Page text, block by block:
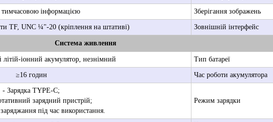
тимчасовою інформацією Зберігання зображень
TF, UNC ¼"-20 (кріплення на штативі) Зовнішній інтерфейс
Система живлення
іонний акумулятор, незнімний Тип батареї
≥16 годин Час роботи акумулятора
- Зарядка TYPE-C;
зарядний пристрій;
під час використання.
Режим зарядки